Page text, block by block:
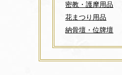
密教・護摩用品
花まつり用品
納骨壇・位牌壇